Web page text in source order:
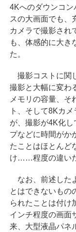
4Kへのダウンコン
スの大画面でも、
カメラで撮影され
も、体感的に大き
た。
撮影コストに関
撮影と大幅に変わ
メモリの容量、そ
ト、そして8Kカ
が、撮影が4K化
プなどに時間がか
たことはほとんど
け……程度の違い
なお、前述した
とはできないもの
られたことは付け
インチ程度の画面
来、大型液晶パネ